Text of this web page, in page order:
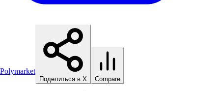
Polymarket
Поделиться в X Compare